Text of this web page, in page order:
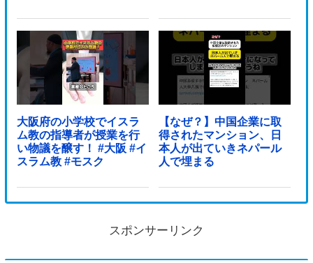
大阪府の小学校でイスラ
ム教の指導者が授業を行
い物議を醸す！ #大阪 #イ
スラム教 #モスク
【なぜ？】中国企業に取
得されたマンション、日
本人が出ていきネパール
人で埋まる
スポンサーリンク